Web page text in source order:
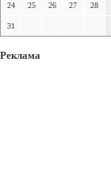
24 25 26 27 28
31
Реклама